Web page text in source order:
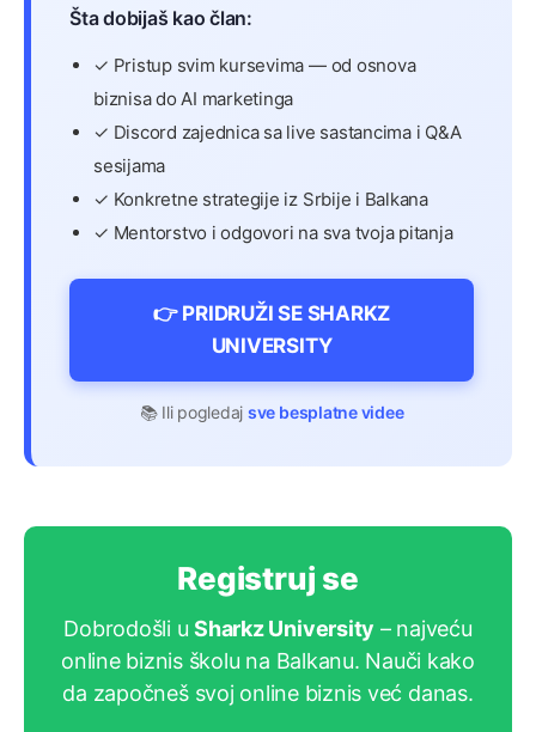
Šta dobijaš kao član:
✓ Pristup svim kursevima — od osnova
biznisa do AI marketinga
✓ Discord zajednica sa live sastancima i Q&A
sesijama
✓ Konkretne strategije iz Srbije i Balkana
✓ Mentorstvo i odgovori na sva tvoja pitanja
👉 PRIDRUŽI SE SHARKZ
UNIVERSITY
📚 Ili pogledaj sve besplatne videe
Registruj se
Dobrodošli uSharkz University – najveću
online biznis školu na Balkanu. Nauči kako
da započneš svoj online biznis već danas.